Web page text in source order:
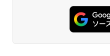
コンパク